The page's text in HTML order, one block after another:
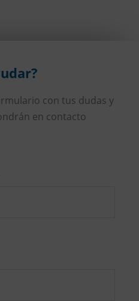
con tus dudas y
en contacto